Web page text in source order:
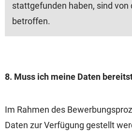
stattgefunden haben, sind von
betroffen.
8. Muss ich meine Daten
Im Rahmen des
Daten zur Verfügung gestellt